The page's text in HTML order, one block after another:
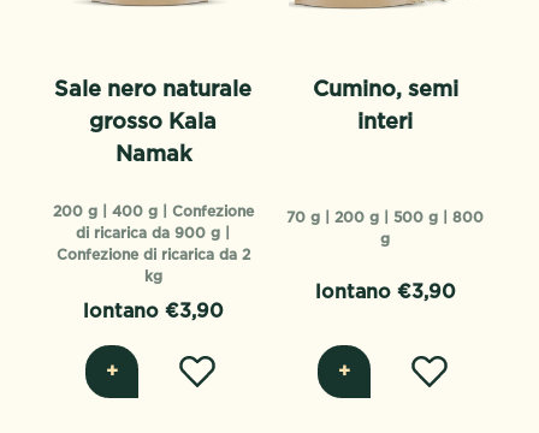
Sale nero naturale
grosso Kala
Namak
200 g | 400 g | Confezione
di ricarica da 900 g |
Confezione di ricarica da 2
kg
lontano €3,90
+
Cumino, semi
interi
70 g |200 g |500 g |800
g
lontano €3,90
+